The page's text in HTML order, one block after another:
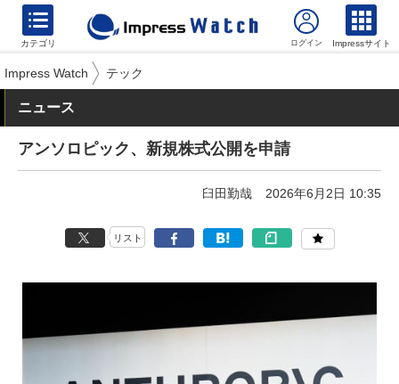
カテゴリ Impressサイト
Impress Watch テック
ニュース
アンソロピック、新規株式公開を申請
臼田勤哉 2026年6月2日 10:35
リスト